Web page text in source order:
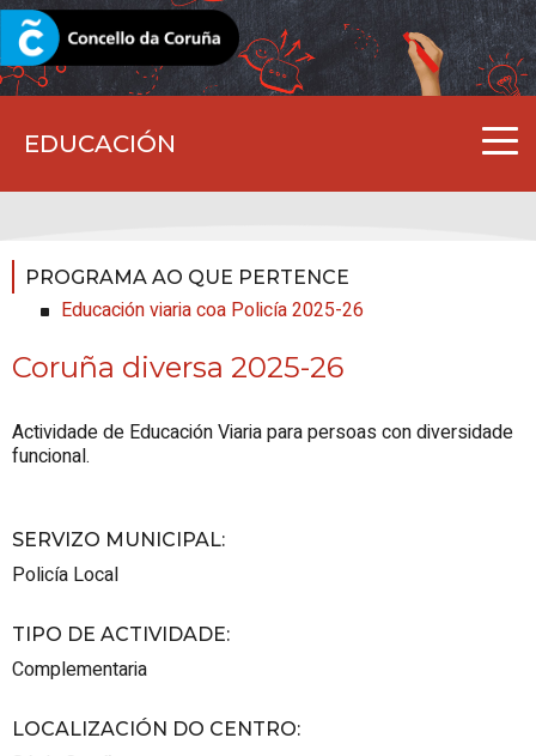
EDUCACIÓN
CORUNA.GAL
PROGRAMA AO QUE PERTENCE
Educación viaria coa Policía 2025-26
Coruña diversa 2025-26
Actividade de Educación Viaria para persoas con diversidade
funcional.
SERVIZO MUNICIPAL:
Policía Local
TIPO DE ACTIVIDADE:
Complementaria
LOCALIZACIÓN DO CENTRO: